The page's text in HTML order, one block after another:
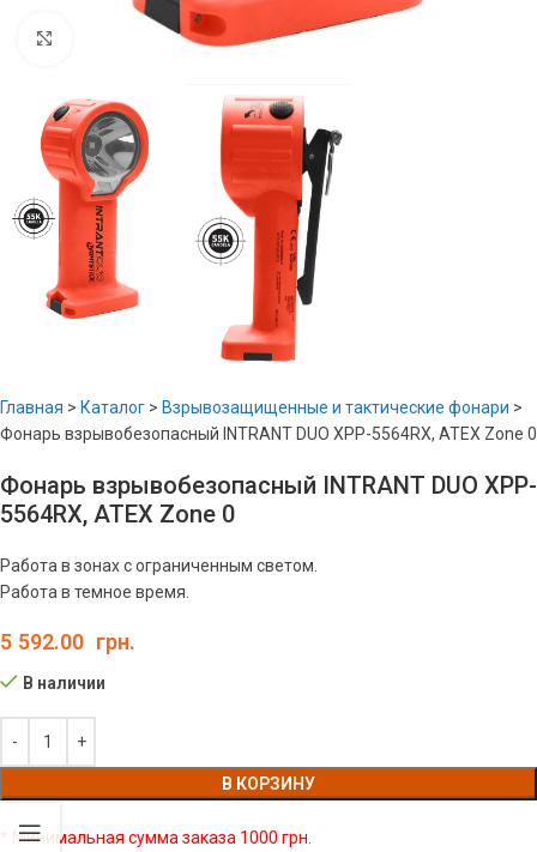
Главная > Каталог > Взрывозащищенные и тактические фонари >
Фонарь взрывобезопасный INTRANT DUO XPP-5564RX, ATEX Zone 0
Фонарь взрывобезопасный INTRANT DUO XPP-
5564RX, ATEX Zone 0
Работа в зонах с ограниченным светом.
Работа в темное время.
5 592.00 грн.
В наличии
В КОРЗИНУ
* Минимальная сумма заказа 1000 грн.